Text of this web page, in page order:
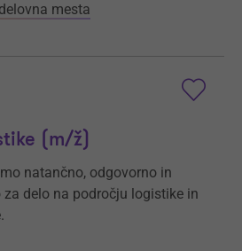
mesta
(m/ž)
natančno, odgovorno in
delo na področju logistike in